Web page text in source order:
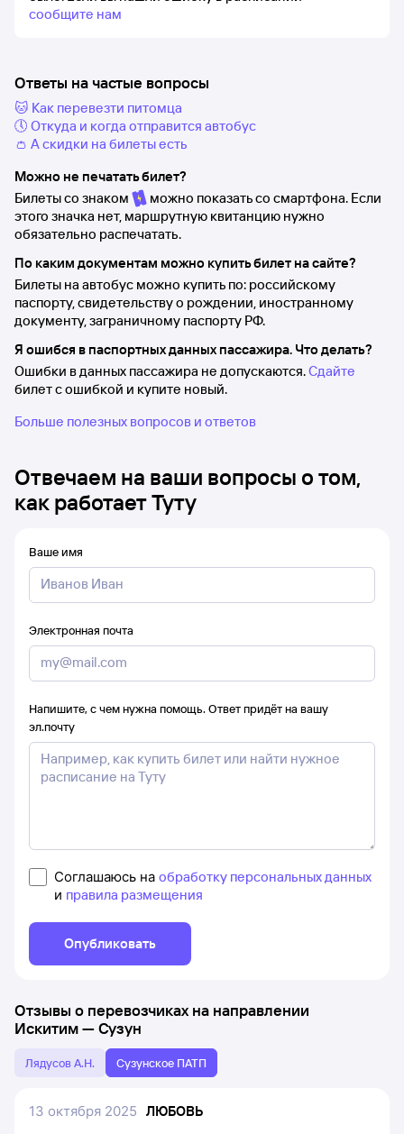
сообщите нам
Ответы на частые вопросы
🐱 Как перевезти питомца
🕔 Откуда и когда отправится автобус
👛 А скидки на билеты есть
Можно не печатать билет?
Билеты со знаком
можно показать со смартфона. Если
этого значка нет, маршрутную квитанцию нужно
обязательно распечатать.
По каким документам можно купить билет на сайте?
Билеты на автобус можно купить по: российскому
паспорту, свидетельству о рождении, иностранному
документу, заграничному паспорту РФ.
Я ошибся в паспортных данных пассажира. Что делать?
Ошибки в данных пассажира не допускаются.Сдайте
билет с ошибкой и купите новый.
Больше полезных вопросов и ответов
Отвечаем на ваши вопросы о том,
как работает Туту
Ваше имя
Электронная почта
Напишите, с чем нужна помощь. Ответ придёт на вашу
эл.почту
Соглашаюсь на обработку персональных данных
и правила размещения
Опубликовать
Отзывы о перевозчиках на направлении
Искитим—Сузун
Лядусов А.Н. Сузунское ПАТП
13 октября 2025 ЛЮБОВЬ